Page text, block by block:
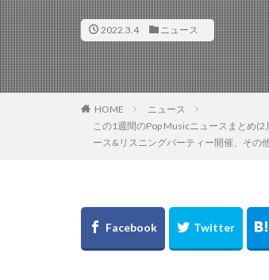
2022.3.4 ニュース
HOME
ニュース
この1週間のPop Musicニュースまとめ
ース&リスニングパーティー開催、その